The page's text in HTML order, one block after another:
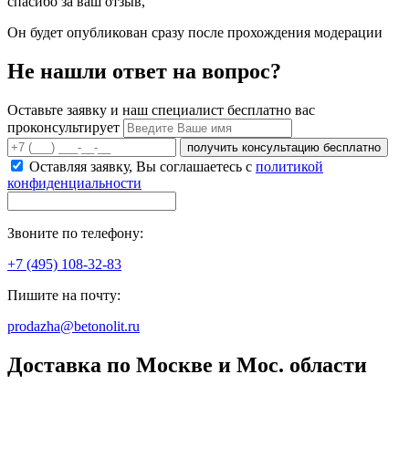
Он будет опубликован сразу после прохождения модерации
Не нашли ответ на вопрос?
Оставьте заявку и наш специалист бесплатно вас
проконсультирует
получить консультацию бесплатно
Оставляя заявку, Вы соглашаетесь с политикой
конфиденциальности
Звоните по телефону:
+7 (495) 108-32-83
Пишите на почту:
prodazha@betonolit.ru
Доставка по Москве и Мос. области